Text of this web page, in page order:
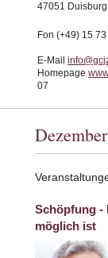
47051 Duisburg
Fon (+49) 15
E-Mail
Homepage
07
Schöpfung -
möglich ist